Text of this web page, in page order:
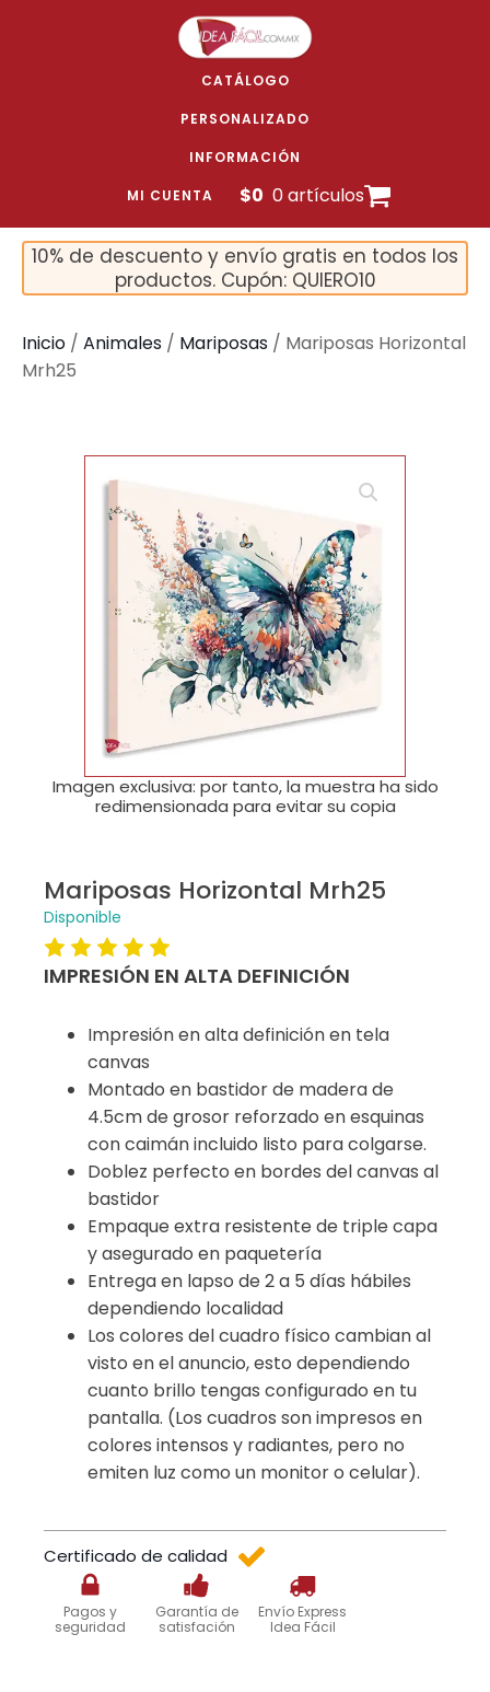
CATÁLOGO
PERSONALIZADO
INFORMACIÓN
MI CUENTA $0 0 artículos
10% de descuento y envío gratis en todos los
productos. Cupón: QUIERO10
Inicio / Animales / Mariposas / Mariposas Horizontal
Mrh25
🔍
Imagen exclusiva: por tanto, la muestra ha sido
redimensionada para evitar su copia
Mariposas Horizontal Mrh25
Disponible
IMPRESIÓN EN ALTA DEFINICIÓN
Impresión en alta definición en tela
canvas
Montado en bastidor de madera de
4.5cm de grosor reforzado en esquinas
con caimán incluido listo para colgarse.
Doblez perfecto en bordes del canvas al
bastidor
Empaque extra resistente de triple capa
y asegurado en paquetería
Entrega en lapso de 2 a 5 días hábiles
dependiendo localidad
Los colores del cuadro físico cambian al
visto en el anuncio, esto dependiendo
cuanto brillo tengas configurado en tu
pantalla. (Los cuadros son impresos en
colores intensos y radiantes, pero no
emiten luz como un monitor o celular).
Certificado de calidad
Pagos y
seguridad
Garantía de
satisfación
Envío Express
Idea Fácil